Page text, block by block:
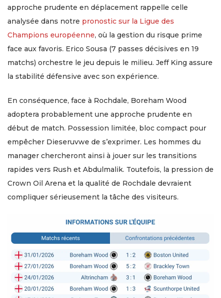
approche prudente en déplacement rappelle celle
analysée dans notre pronostic sur la Ligue des
Champions européenne, où la gestion du risque prime
face aux favoris. Erico Sousa (7 passes décisives en 19
matchs) orchestre le jeu depuis le milieu. Jeff King assure
la stabilité défensive avec son expérience.
En conséquence, face à Rochdale, Boreham Wood
adoptera probablement une approche prudente en
début de match. Possession limitée, bloc compact pour
empêcher Dieseruvwe de s’exprimer. Les hommes du
manager chercheront ainsi à jouer sur les transitions
rapides vers Rush et Abdulmalik. Toutefois, la pression de
Crown Oil Arena et la qualité de Rochdale devraient
compliquer sérieusement la tâche des visiteurs.